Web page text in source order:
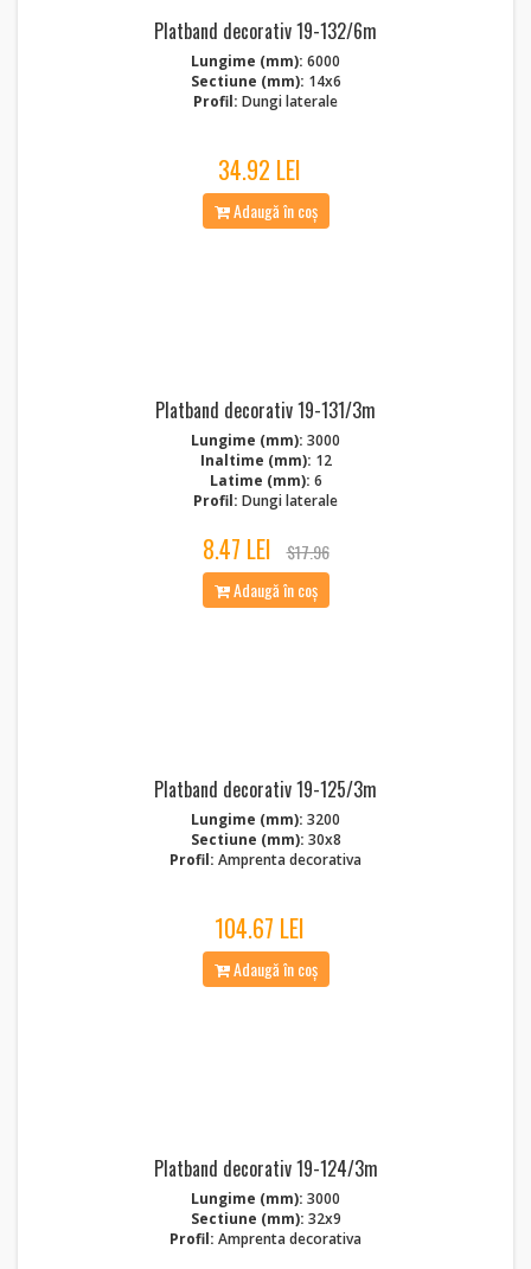
Platband decorativ 19-132/6m
Lungime (mm): 6000
Sectiune (mm): 14x6
Profil: Dungi laterale
34.92 LEI
Adaugă în coș
Platband decorativ 19-131/3m
Lungime (mm): 3000
Inaltime (mm): 12
Latime (mm): 6
Profil: Dungi laterale
8.47 LEI
$17.96
Adaugă în coș
Platband decorativ 19-125/3m
Lungime (mm): 3200
Sectiune (mm): 30x8
Profil: Amprenta decorativa
104.67 LEI
Adaugă în coș
Platband decorativ 19-124/3m
Lungime (mm): 3000
Sectiune (mm): 32x9
Profil: Amprenta decorativa